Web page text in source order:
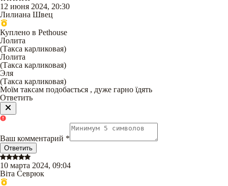
12 июня 2024, 20:30
Лилиана Швец
Куплено в Pethouse
Лолита
(Такса карликовая)
Лолита
(Такса карликовая)
Эля
(Такса карликовая)
Моїм таксам подобається , дуже гарно їдять
Ответить
Ваш комментарий *
Ответить
10 марта 2024, 09:04
Віта Севрюк